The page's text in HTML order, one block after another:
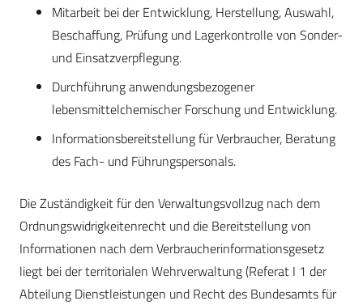
Mitarbeit bei der Entwicklung, Herstellung, Auswahl,
Beschaffung, Prüfung und Lagerkontrolle von Sonder-
und Einsatzverpflegung.
Durchführung anwendungsbezogener
lebensmittelchemischer Forschung und Entwicklung.
Informationsbereitstellung für Verbraucher, Beratung
des Fach- und Führungspersonals.
Die Zuständigkeit für den Verwaltungsvollzug nach dem
Ordnungswidrigkeitenrecht und die Bereitstellung von
Informationen nach dem Verbraucherinformationsgesetz
liegt bei der territorialen Wehrverwaltung (Referat I 1 der
Abteilung Dienstleistungen und Recht des Bundesamts für